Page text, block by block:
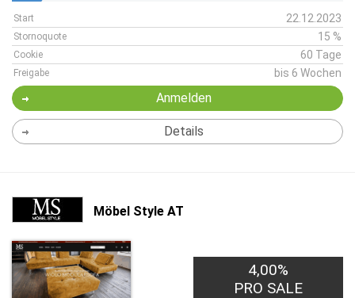
Start 22.12.2023
Stornoquote 15 %
Cookie 60 Tage
Freigabe bis 6 Wochen
Anmelden
Details
Möbel Style AT
4,00%
PRO SALE